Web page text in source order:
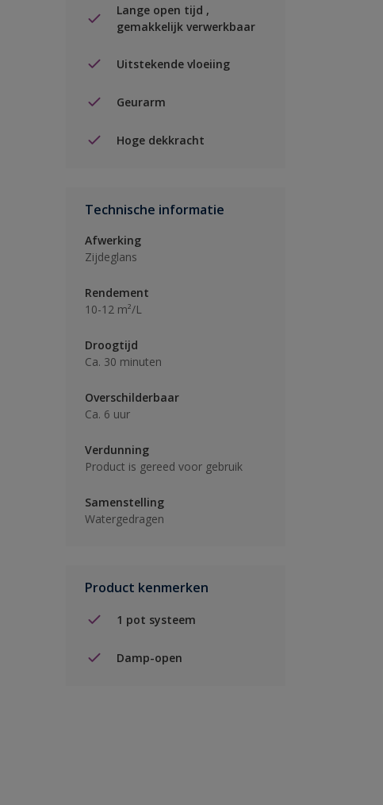
Lange open tijd ,
gemakkelijk verwerkbaar
Uitstekende vloeiing
Geurarm
Hoge dekkracht
Technische informatie
Afwerking
Zijdeglans
Rendement
10-12 m²/L
Droogtijd
Ca. 30 minuten
Overschilderbaar
Ca. 6 uur
Verdunning
Product is gereed voor gebruik
Samenstelling
Watergedragen
Product kenmerken
1 pot systeem
Damp-open